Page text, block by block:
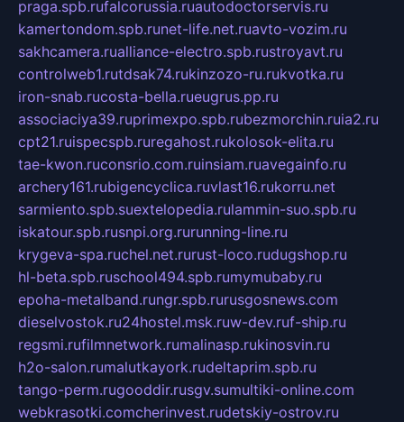
praga.spb.rufalcorussia.ruautodoctorservis.ru
kamertondom.spb.runet-life.net.ruavto-vozim.ru
sakhcamera.rualliance-electro.spb.rustroyavt.ru
controlweb1.rutdsak74.rukinzozo-ru.rukvotka.ru
iron-snab.rucosta-bella.rueugrus.pp.ru
associaciya39.ruprimexpo.spb.rubezmorchin.ruia2.ru
cpt21.ruispecspb.ruregahost.rukolosok-elita.ru
tae-kwon.ruconsrio.com.ruinsiam.ruavegainfo.ru
archery161.rubigencyclica.ruvlast16.rukorru.net
sarmiento.spb.suextelopedia.rulammin-suo.spb.ru
iskatour.spb.rusnpi.org.rurunning-line.ru
krygeva-spa.ruchel.net.rurust-loco.rudugshop.ru
hl-beta.spb.ruschool494.spb.rumymubaby.ru
epoha-metalband.rungr.spb.rurusgosnews.com
dieselvostok.ru24hostel.msk.ruw-dev.ruf-ship.ru
regsmi.rufilmnetwork.rumalinasp.rukinosvin.ru
h2o-salon.rumalutkayork.rudeltaprim.spb.ru
tango-perm.rugooddir.rusgv.sumultiki-online.com
webkrasotki.comcherinvest.rudetskiy-ostrov.ru